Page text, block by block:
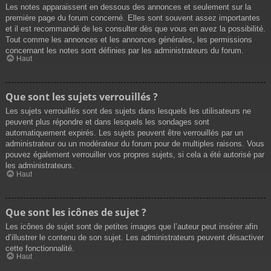
Les notes apparaissent en dessous des annonces et seulement sur la
première page du forum concerné. Elles sont souvent assez importantes
et il est recommandé de les consulter dès que vous en avez la possibilité.
Tout comme les annonces et les annonces générales, les permissions
concernant les notes sont définies par les administrateurs du forum.
Haut
Que sont les sujets verrouillés ?
Les sujets verrouillés sont des sujets dans lesquels les utilisateurs ne
peuvent plus répondre et dans lesquels les sondages sont
automatiquement expirés. Les sujets peuvent être verrouillés par un
administrateur ou un modérateur du forum pour de multiples raisons. Vous
pouvez également verrouiller vos propres sujets, si cela a été autorisé par
les administrateurs.
Haut
Que sont les icônes de sujet ?
Les icônes de sujet sont de petites images que l’auteur peut insérer afin
d’illustrer le contenu de son sujet. Les administrateurs peuvent désactiver
cette fonctionnalité.
Haut